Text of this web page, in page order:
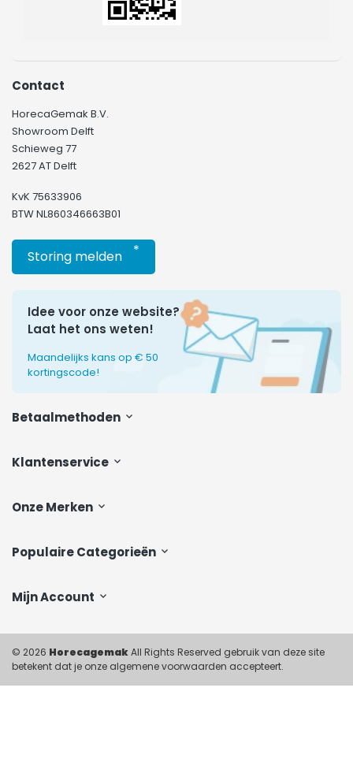
Klantenservice
Onze Merken
Populaire Categorieën
Mijn Account
Contact
HorecaGemak B.V.
Showroom Delft
Schieweg 77
2627 AT Delft
KvK 75633906
BTW NL860346663B01
Storing melden *
Idee voor onze website?
Laat het ons weten!
Maandelijks kans op € 50
kortingscode!
Betaalmethoden
© 2026 HorecagemakAll Rights Reserved gebruik van deze site
betekent dat je onze algemene voorwaarden accepteert.